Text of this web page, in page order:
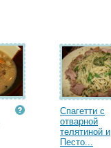
Спагетти с
отварной
телятиной и
Песто...